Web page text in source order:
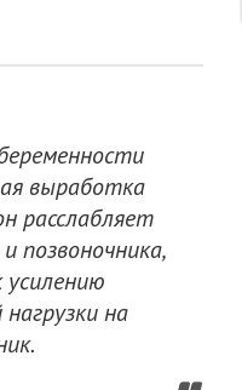
выработка
расслабляет
позвоночника,
на